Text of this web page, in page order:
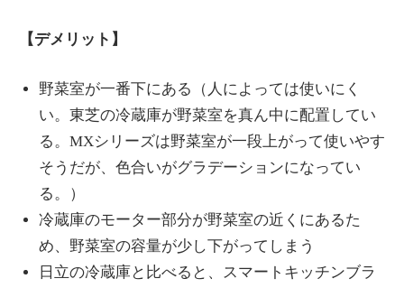
【デメリット】
野菜室が一番下にある（人によっては使いにく
い。東芝の冷蔵庫が野菜室を真ん中に配置してい
る。MXシリーズは野菜室が一段上がって使いやす
そうだが、色合いがグラデーションになってい
る。）
冷蔵庫のモーター部分が野菜室の近くにあるた
め、野菜室の容量が少し下がってしまう
日立の冷蔵庫と比べると、スマートキッチンブラ